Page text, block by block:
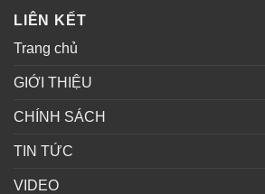
LIÊN KẾT
Trang chủ
GIỚI THIỆU
CHÍNH SÁCH
TIN TỨC
VIDEO